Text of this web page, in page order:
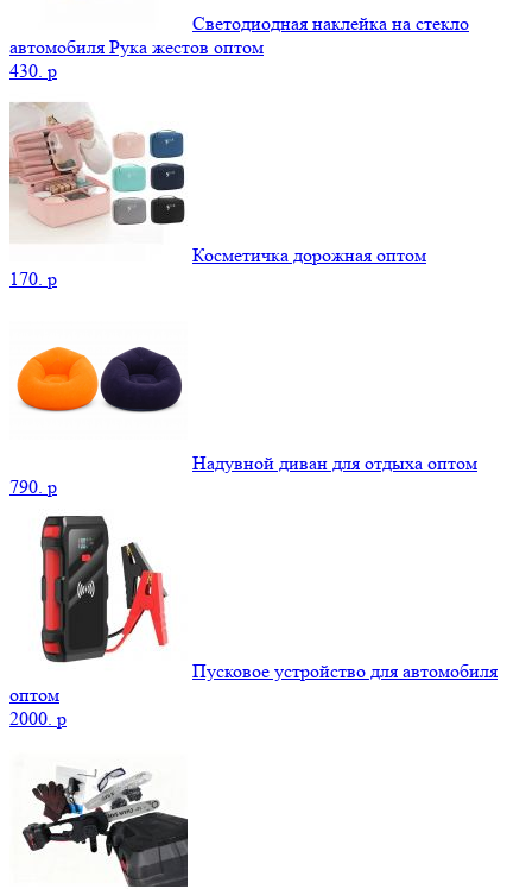
Светодиодная наклейка на стекло
автомобиля Рука жестов оптом
430. p
Косметичка дорожная оптом
170. p
Надувной диван для отдыха оптом
790. p
Пусковое устройство для автомобиля
оптом
2000. p